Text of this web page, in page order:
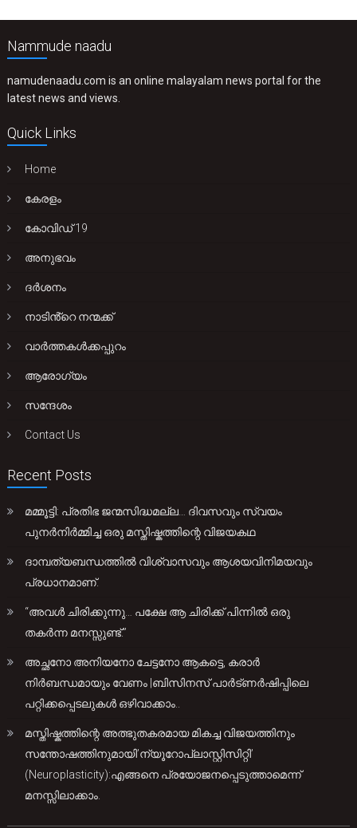
Nammude naadu
namudenaadu.com is an online malayalam news portal for the
latest news and views.
Quick Links
Home
കേരളം
കോവിഡ് 19
അനുഭവം
ദർശനം
നാടിൻ്റെ നന്മക്ക്
വാർത്തകൾക്കപ്പുറം
ആരോഗ്യം
സന്ദേശം
Contact Us
Recent Posts
മമ്മൂട്ടി: പ്രതിഭ ജന്മസിദ്ധമല്ല… ദിവസവും സ്വയം
പുനർനിർമ്മിച്ച ഒരു മസ്തിഷ്കത്തിന്റെ വിജയകഥ
ദാമ്പത്യബന്ധത്തിൽ വിശ്വാസവും ആശയവിനിമയവും
പ്രധാനമാണ്.
“അവൾ ചിരിക്കുന്നു… പക്ഷേ ആ ചിരിക്ക് പിന്നിൽ ഒരു
തകർന്ന മനസ്സുണ്ട്.”
അച്ഛനോ അനിയനോ ചേട്ടനോ ആകട്ടെ, കരാർ
നിർബന്ധമായും വേണം |ബിസിനസ് പാർട്ണർഷിപ്പിലെ
പറ്റിക്കപ്പെടലുകൾ ഒഴിവാക്കാം..
മസ്തിഷ്കത്തിന്റെ അത്ഭുതകരമായ മികച്ച വിജയത്തിനും
സന്തോഷത്തിനുമായി’ന്യൂറോപ്ലാസ്റ്റിസിറ്റി’
(Neuroplasticity):എങ്ങനെ പ്രയോജനപ്പെടുത്താമെന്ന്
മനസ്സിലാക്കാം.